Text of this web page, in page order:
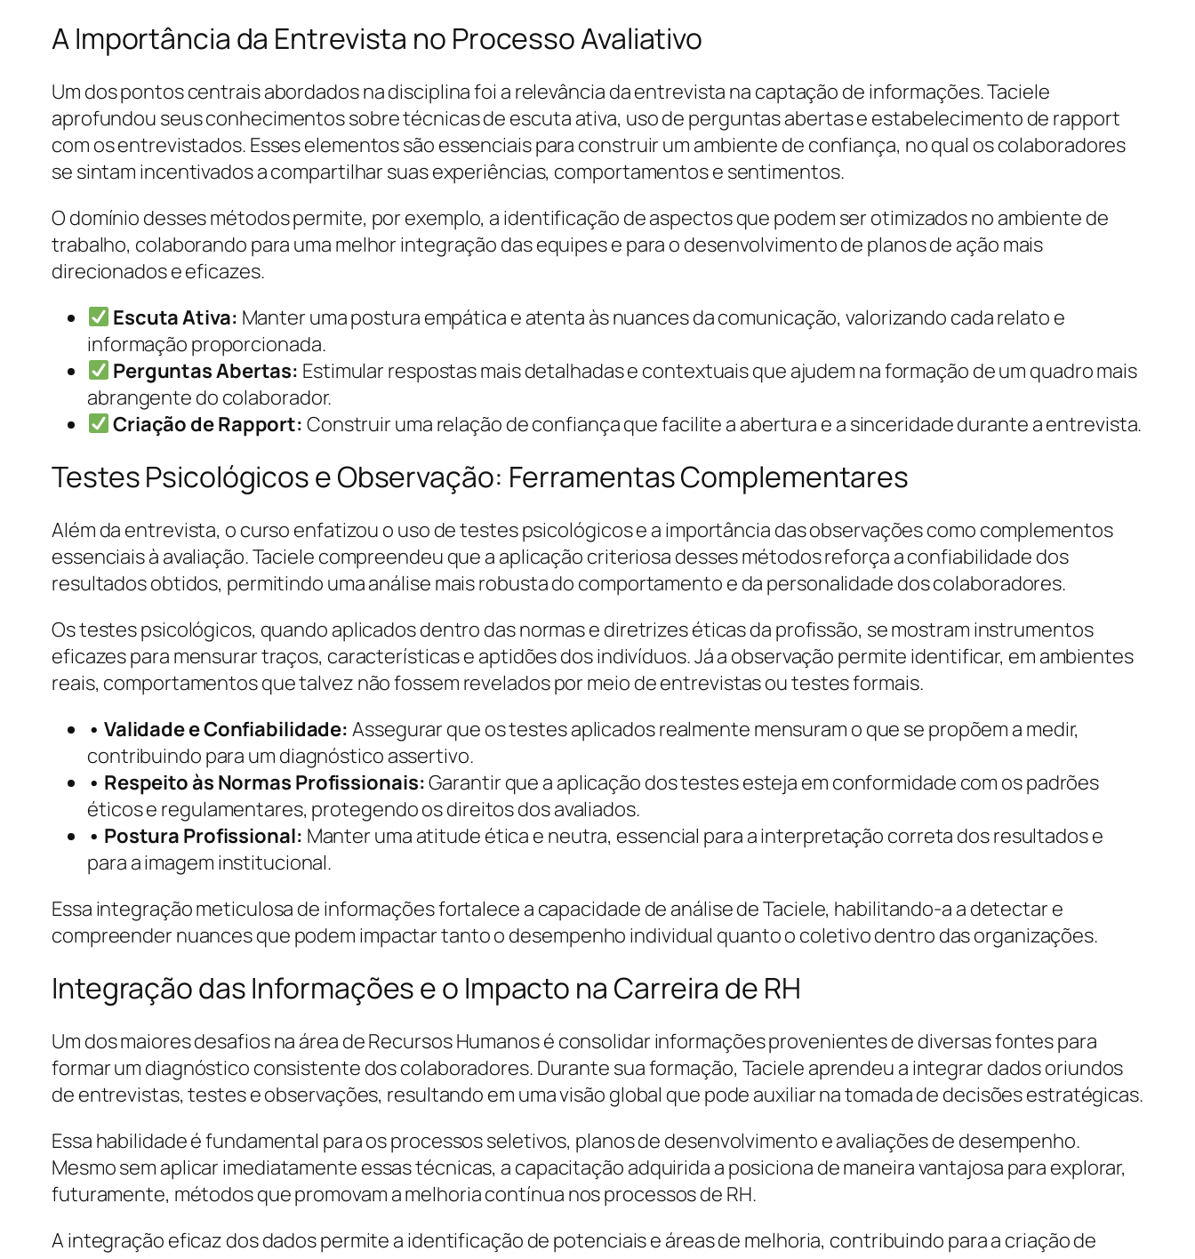
A Importância da Entrevista no Processo Avaliativo
Um dos pontos centrais abordados na disciplina foi a relevância da entrevista na captação de informações. Taciele
aprofundou seus conhecimentos sobre técnicas de escuta ativa, uso de perguntas abertas e estabelecimento de rapport
com os entrevistados. Esses elementos são essenciais para construir um ambiente de confiança, no qual os colaboradores
se sintam incentivados a compartilhar suas experiências, comportamentos e sentimentos.
O domínio desses métodos permite, por exemplo, a identificação de aspectos que podem ser otimizados no ambiente de
trabalho, colaborando para uma melhor integração das equipes e para o desenvolvimento de planos de ação mais
direcionados e eficazes.
Escuta Ativa: Manter uma postura empática e atenta às nuances da comunicação, valorizando cada relato e
informação proporcionada.
Perguntas Abertas: Estimular respostas mais detalhadas e contextuais que ajudem na formação de um quadro mais
abrangente do colaborador.
Criação de Rapport: Construir uma relação de confiança que facilite a abertura e a sinceridade durante a entrevista.
Testes Psicológicos e Observação: Ferramentas Complementares
Além da entrevista, o curso enfatizou o uso de testes psicológicos e a importância das observações como complementos
essenciais à avaliação. Taciele compreendeu que a aplicação criteriosa desses métodos reforça a confiabilidade dos
resultados obtidos, permitindo uma análise mais robusta do comportamento e da personalidade dos colaboradores.
Os testes psicológicos, quando aplicados dentro das normas e diretrizes éticas da profissão, se mostram instrumentos
eficazes para mensurar traços, características e aptidões dos indivíduos. Já a observação permite identificar, em ambientes
reais, comportamentos que talvez não fossem revelados por meio de entrevistas ou testes formais.
• Validade e Confiabilidade: Assegurar que os testes aplicados realmente mensuram o que se propõem a medir,
contribuindo para um diagnóstico assertivo.
• Respeito às Normas Profissionais:Garantir que a aplicação dos testes esteja em conformidade com os padrões
éticos e regulamentares, protegendo os direitos dos avaliados.
• Postura Profissional: Manter uma atitude ética e neutra, essencial para a interpretação correta dos resultados e
para a imagem institucional.
Essa integração meticulosa de informações fortalece a capacidade de análise de Taciele, habilitando-a a detectar e
compreender nuances que podem impactar tanto o desempenho individual quanto o coletivo dentro das organizações.
Integração das Informações e o Impacto na Carreira de RH
Um dos maiores desafios na área de Recursos Humanos é consolidar informações provenientes de diversas fontes para
formar um diagnóstico consistente dos colaboradores. Durante sua formação, Taciele aprendeu a integrar dados oriundos
de entrevistas, testes e observações, resultando em uma visão global que pode auxiliar na tomada de decisões estratégicas.
Essa habilidade é fundamental para os processos seletivos, planos de desenvolvimento e avaliações de desempenho.
Mesmo sem aplicar imediatamente essas técnicas, a capacitação adquirida a posiciona de maneira vantajosa para explorar,
futuramente, métodos que promovam a melhoria contínua nos processos de RH.
A integração eficaz dos dados permite a identificação de potenciais e áreas de melhoria, contribuindo para a criação de